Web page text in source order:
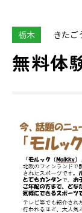
栃木 きたご
無料体